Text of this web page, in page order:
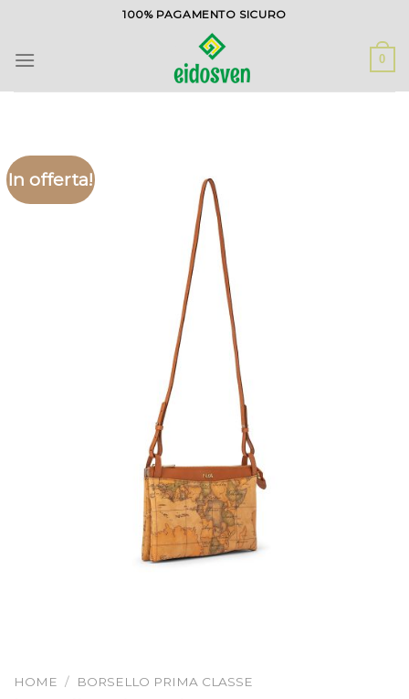
contenuti
100% PAGAMENTO SICURO
0
In offerta!
HOME / BORSELLO PRIMA CLASSE